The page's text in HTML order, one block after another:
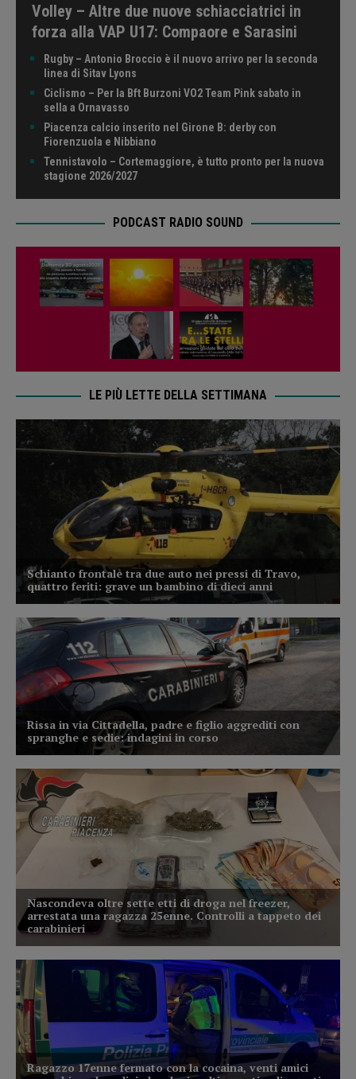
Volley – Altre due nuove schiacciatrici in
forza alla VAP U17: Compaore e Sarasini
Rugby – Antonio Broccio è il nuovo arrivo per la seconda
linea di Sitav Lyons
Ciclismo – Per la Bft Burzoni VO2 Team Pink sabato in
sella a Ornavasso
Piacenza calcio inserito nel Girone B: derby con
Fiorenzuola e Nibbiano
Tennistavolo – Cortemaggiore, è tutto pronto per la nuova
stagione 2026/2027
PODCAST RADIO SOUND
LE PIÙ LETTE DELLA SETTIMANA